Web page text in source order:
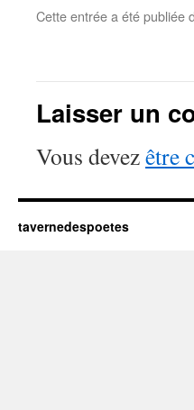
Cette entrée a été publiée
Laisser un
Vous devezêtre
tavernedespoetes